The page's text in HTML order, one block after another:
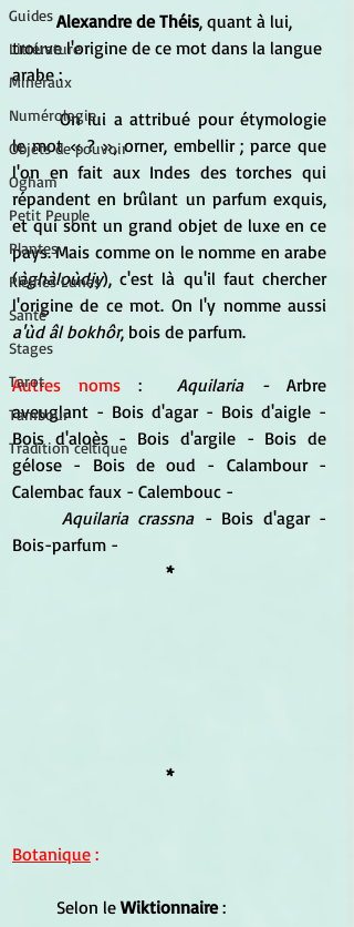
Guides
Littérature
Minéraux
Numérologie
Objets de pouvoir
Ogham
Petit Peuple
Plantes
Pleines Lunes
Santé
Stages
Tarot
Tambour
Tradition celtique
Alexandre de Théis, quant à lui,
trouve l'origine de ce mot dans la langue
arabe :
	On lui a attribué pour étymologie
le mot « ? », orner, embellir ; parce que
l'on en fait aux Indes des torches qui
répandent en brûlant un parfum exquis,
et qui sont un grand objet de luxe en ce
pays. Mais comme on le nomme en arabe
(àghàloùdjy), c'est là qu'il faut chercher
a'ùd âl bokhôr, bois de parfum.
Autres noms : Aquilaria - Arbre
aveuglant - Bois d'agar - Bois d'aigle -
Bois d'aloès - Bois d'argile - Bois de
gélose - Bois de oud - Calambour -
Calembac faux - Calembouc -
Aquilaria crassna - Bois d'agar -
Bois-parfum -
*
*
Botanique :
	Selon le
Wiktionnaire :